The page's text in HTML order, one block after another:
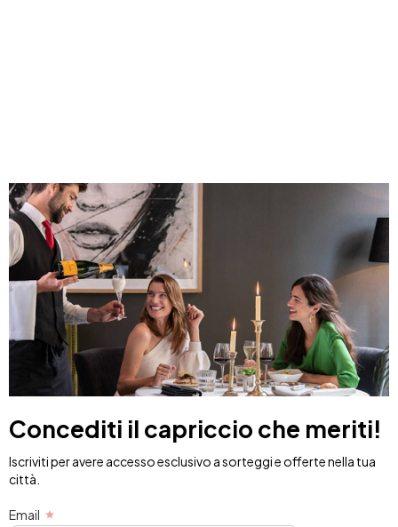
Concediti il capriccio che meriti!
Iscriviti per avere accesso esclusivo a sorteggi e offerte nella tua
città.
Email